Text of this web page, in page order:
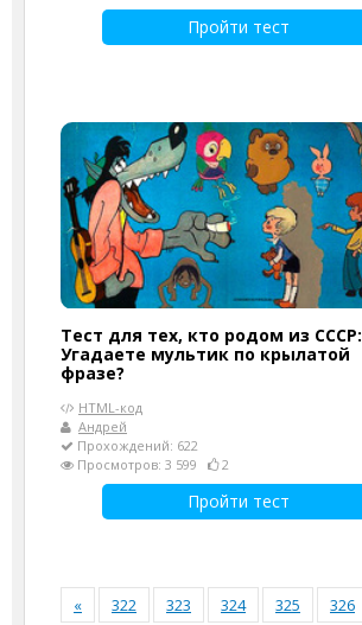
Пройти тест
Тест для тех, кто родом из СССР:
Угадаете мультик по крылатой
фразе?
HTML-код
Андрей
Прохождений: 622
Просмотров: 3 599
2
Пройти тест
« 322 323 324 325 326